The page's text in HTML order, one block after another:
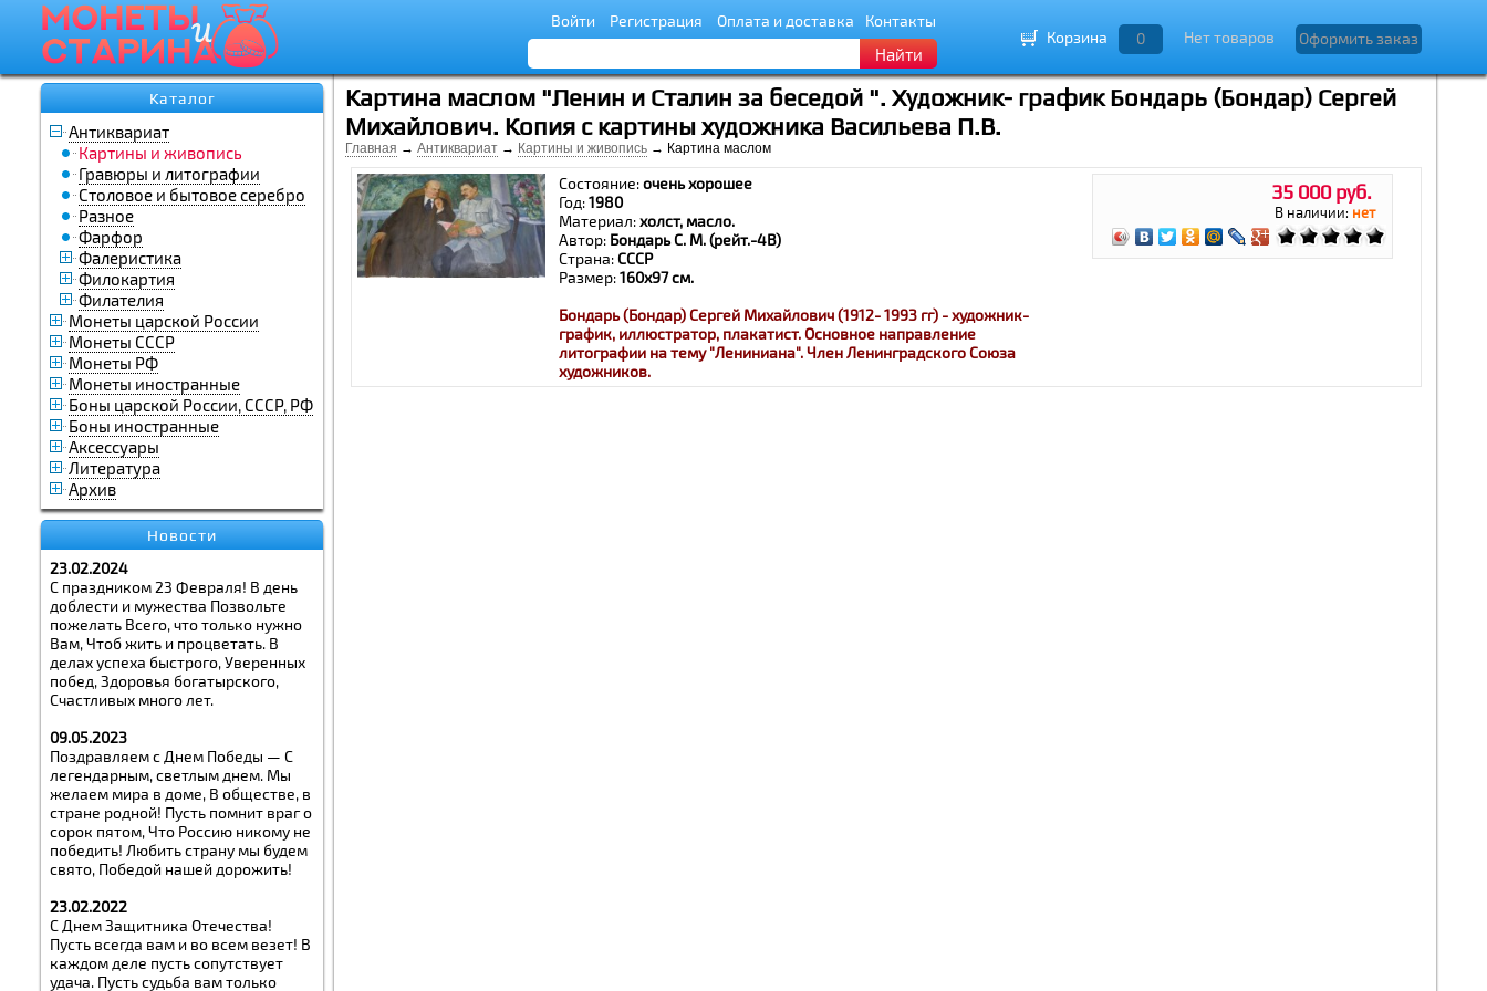
Войти Регистрация Оплата и доставка Контакты
Найти
Корзина 0 Нет товаров Оформить заказ
Каталог
Антиквариат
Картины и живопись
Гравюры и литографии
Столовое и бытовое серебро
Разное
Фарфор
Фалеристика
Филокартия
Филателия
Монеты царской России
Монеты СССР
Монеты РФ
Монеты иностранные
Боны царской России, СССР, РФ
Боны иностранные
Аксессуары
Литература
Архив
Новости
23.02.2024
С праздником 23 Февраля! В день
доблести и мужества Позвольте
пожелать Всего, что только нужно
Вам, Чтоб жить и процветать. В
делах успеха быстрого, Уверенных
побед, Здоровья богатырского,
Счастливых много лет.
09.05.2023
Поздравляем с Днем Победы — С
легендарным, светлым днем. Мы
желаем мира в доме, В обществе, в
стране родной! Пусть помнит враг о
сорок пятом, Что Россию никому не
победить! Любить страну мы будем
свято, Победой нашей дорожить!
23.02.2022
С Днем Защитника Отечества!
Пусть всегда вам и во всем везет! В
каждом деле пусть сопутствует
удача. Пусть судьба вам только
Картина маслом "Ленин и Сталин за беседой ". Художник- график Бондарь (Бондар) Сергей
Михайлович. Копия с картины художника Васильева П.В.
Главная → Антиквариат → Картины и живопись → Картина маслом
35 000 руб.
В наличии: нет
Состояние:очень хорошее
Год:1980
Материал:холст, масло.
Автор: Бондарь С. М. (рейт.-4В)
Страна:СССР
Размер:160х97см.
Бондарь (Бондар) Сергей Михайлович (1912- 1993 гг) - художник-
график, иллюстратор, плакатист. Основное направление
литографии на тему "Лениниана". Член Ленинградского Союза
художников.